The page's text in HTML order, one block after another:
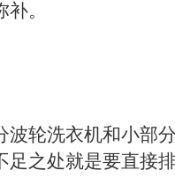
。
轮洗衣机和小部
足之处就是要直接